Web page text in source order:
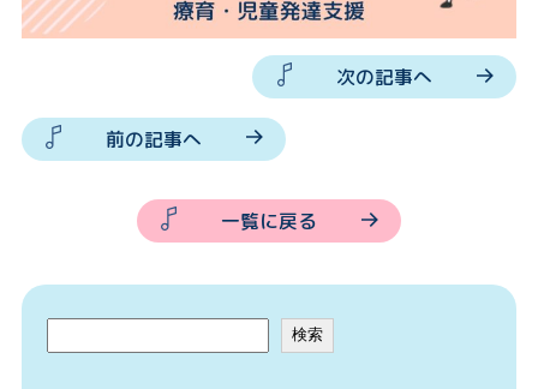
次の記事へ
前の記事へ
一覧に戻る
検索